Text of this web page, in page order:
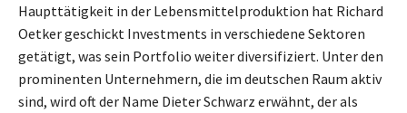
Haupttätigkeit in der Lebensmittelproduktion hat Richard
Oetker geschickt Investments in verschiedene Sektoren
getätigt, was sein Portfolio weiter diversifiziert. Unter den
prominenten Unternehmern, die im deutschen Raum aktiv
sind, wird oft der Name Dieter Schwarz erwähnt, der als